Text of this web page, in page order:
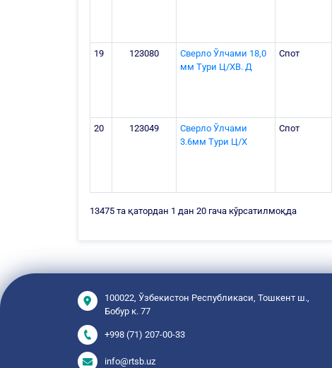
19 123080
Сверло Ўлчами 18,0
мм Тури Ц/ХВ. Д
Спот
20 123049
Сверло Ўлчами
3.6мм Тури Ц/Х
Спот
13475 та қатордан 1 дан 20 гача кўрсатилмоқда
100022, Ўзбекистон Республикаси, Тошкент ш.,
Бобур к. 77
+998 (71) 207-00-33
info@rtsb.uz